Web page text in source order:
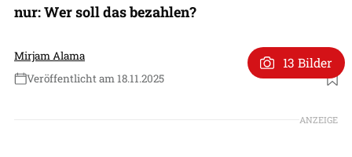
nur: Wer soll das bezahlen?
Mirjam Alama
Veröffentlicht am 18.11.2025
Foto: Wolodymyr Selenskyj (X)
13 Bilder
ANZEIGE